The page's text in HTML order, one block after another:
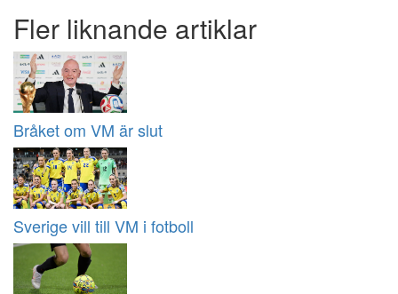
Fler liknande artiklar
Bråket om VM är slut
Sverige vill till VM i fotboll